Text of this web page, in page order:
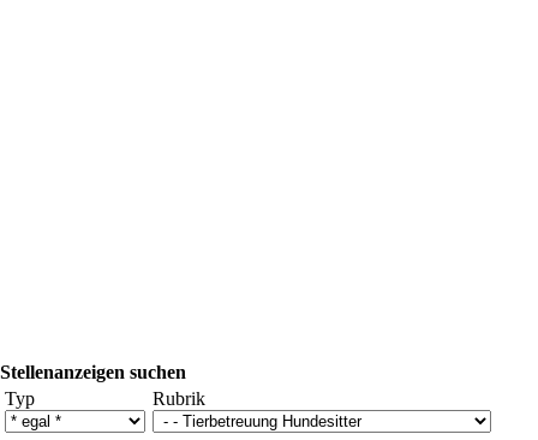
Stellenanzeigen suchen
Typ
Rubrik